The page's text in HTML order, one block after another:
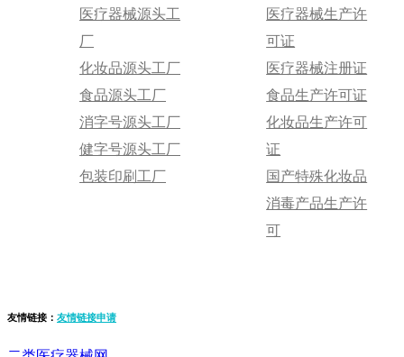
医疗器械源头工
厂
化妆品源头工厂
食品源头工厂
消字号源头工厂
健字号源头工厂
包装印刷工厂
医疗器械生产许
可证
医疗器械注册证
食品生产许可证
化妆品生产许可
证
国产特殊化妆品
消毒产品生产许
可
友情链接： 友情链接申请